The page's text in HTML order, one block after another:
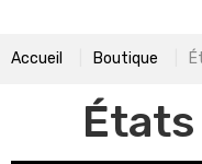
Accueil Boutique